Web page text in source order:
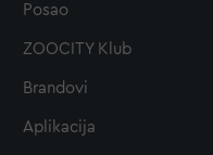
Posao
ZOOCITY Klub
Brandovi
Aplikacija